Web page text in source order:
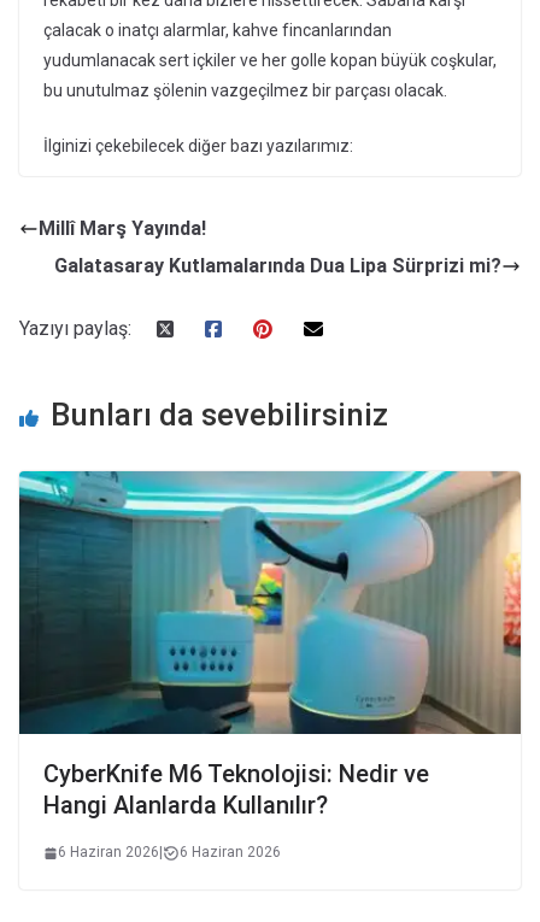
çalacak o inatçı alarmlar, kahve fincanlarından
yudumlanacak sert içkiler ve her golle kopan büyük coşkular,
bu unutulmaz şölenin vazgeçilmez bir parçası olacak.
İlginizi çekebilecek diğer bazı yazılarımız:
Millî Marş Yayında!
Galatasaray Kutlamalarında Dua Lipa Sürprizi mi?
Yazıyı paylaş:
Bunları da sevebilirsiniz
CyberKnife M6 Teknolojisi: Nedir ve
Hangi Alanlarda Kullanılır?
6 Haziran 2026 6 Haziran 2026